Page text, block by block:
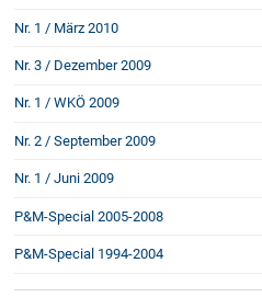
Nr. 1 / März 2010
Nr. 3 / Dezember 2009
Nr. 1 / WKÖ 2009
Nr. 2 / September 2009
Nr. 1 / Juni 2009
P&M-Special 2005-2008
P&M-Special 1994-2004